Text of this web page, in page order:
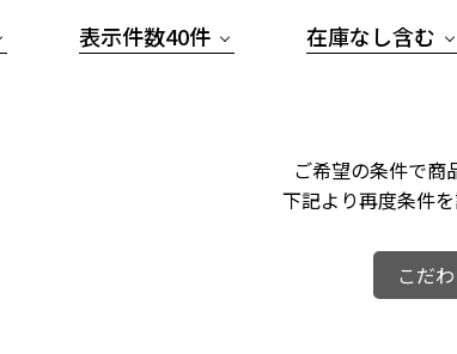
表示件数40件 在庫なし含む
ご希望の条件で商
下記より再度条件
こだ